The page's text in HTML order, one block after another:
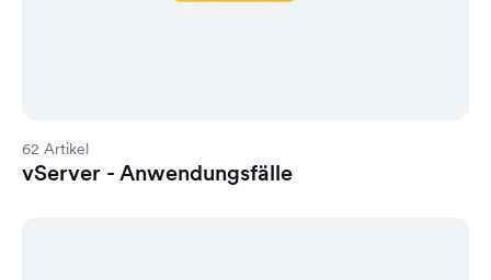
62 Artikel
vServer - Anwendungsfälle